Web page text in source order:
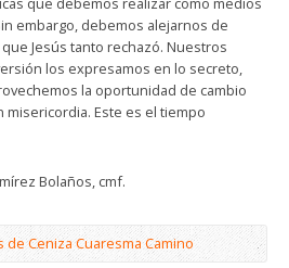
embargo, debemos alejarnos de
Jesús tanto rechazó. Nuestros
los expresamos en lo secreto,
la oportunidad de cambio
misericordia. Este es el tiempo
Bolaños, cmf.
de Ceniza Cuaresma Camino